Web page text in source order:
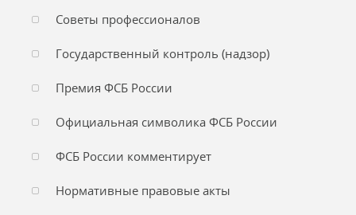
Советы профессионалов
Государственный контроль (надзор)
Премия ФСБ России
Официальная символика ФСБ России
ФСБ России комментирует
Нормативные правовые акты